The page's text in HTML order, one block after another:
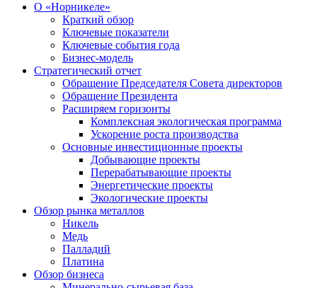
О «Норникеле»
Краткий обзор
Ключевые показатели
Ключевые события года
Бизнес-модель
Стратегический отчет
Обращение Председателя Совета директоров
Обращение Президента
Расширяем горизонты
Комплексная экологическая программа
Ускорение роста производства
Основные инвестиционные проекты
Добывающие проекты
Перерабатывающие проекты
Энергетические проекты
Экологические проекты
Обзор рынка металлов
Никель
Медь
Палладий
Платина
Обзор бизнеса